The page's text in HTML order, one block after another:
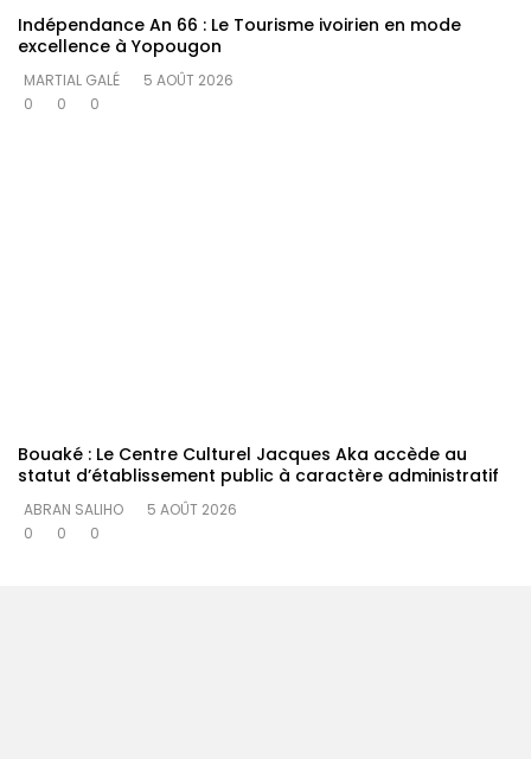
Indépendance An 66 : Le Tourisme ivoirien en mode
excellence à Yopougon
MARTIAL GALÉ
5 AOÛT 2026
0
0 0
Bouaké : Le Centre Culturel Jacques Aka accède au
statut d’établissement public à caractère administratif
ABRAN SALIHO
5 AOÛT 2026
0
0 0